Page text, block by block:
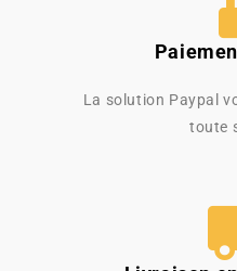
La solution Paypal
toute